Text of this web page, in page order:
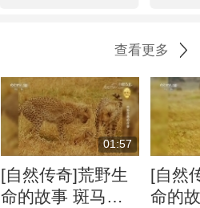
查看更多
01:57
[自然传奇]荒野生
命的故事 斑马牛
[自然
命的